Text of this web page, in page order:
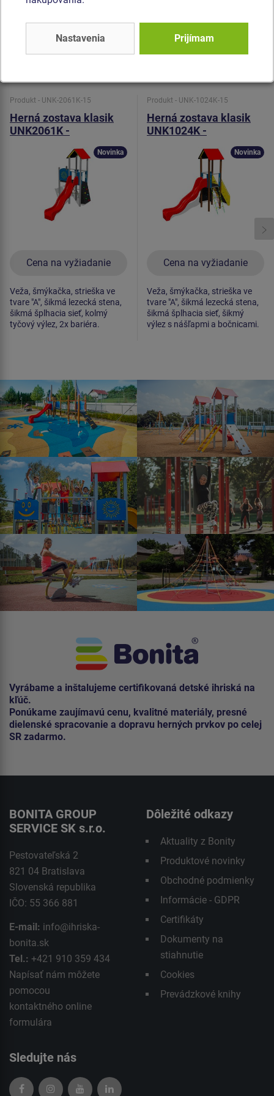
Produkt - UNK-2061K-15
Herná zostava klasik
UNK2061K -
Cena na vyžiadanie
Novinka
Veža, šmýkačka, strieška ve
tvare "A", šikmá lezecká stena,
šikmá šplhacia sieť, kolmý
tyčový výlez, 2x bariéra.
Produkt - UNK-1024K-15
Herná zostava klasik
UNK1024K -
Cena na vyžiadanie
Novinka
Veža, šmýkačka, strieška ve
tvare "A", šikmá lezecká stena,
šikmá šplhacia sieť, šikmý
výlez s nášľapmi a bočnicami.
Vyrábame a inštalujeme certifikovaná detské ihriská na
kľúč.
Ponúkame zaujímavú cenu, kvalitné materiály, presné
dielenské spracovanie a dopravu herných prvkov po celej
SR zadarmo.
BONITA GROUP
SERVICE SK s.r.o.
Pestovateľská 2
821 04 Bratislava
Slovenská republika
IČO: 55 366 881
E-mail: info@ihriska-
bonita.sk
Tel.: +421 910 359 434
Napísať nám môžete
pomocou
kontaktného online
formulára
Dôležité odkazy
Aktuality z Bonity
Produktové novinky
Obchodné podmienky
Informácie - GDPR
Certifikáty
Dokumenty na
stiahnutie
Cookies
Prevádzkové knihy
Sledujte nás
Nastavenia Prijímam